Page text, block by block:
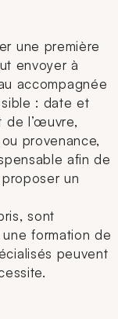
une première
envoyer à
accompagnée
: date et
de l’œuvre,
provenance,
afin de
un
sont
formation de
peuvent